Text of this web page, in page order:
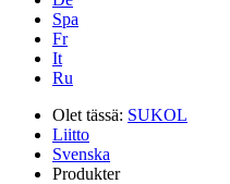
Spa
Fr
It
Ru
Olet tässä: SUKOL
Liitto
Svenska
Produkter